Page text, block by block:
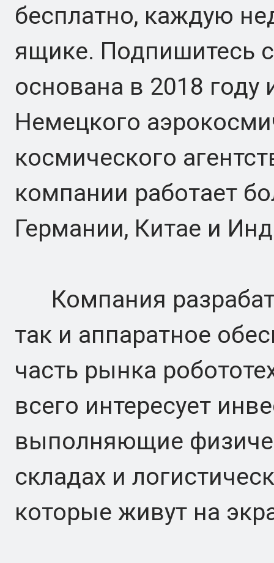
бесплатно, каждую
ящике. Подпишитесь
основана в 2018 году
Немецкого
космического
компании работает
Германии, Китае и
Компания
так и аппаратное
часть рынка
всего интересует
выполняющие
складах и
которые живут на